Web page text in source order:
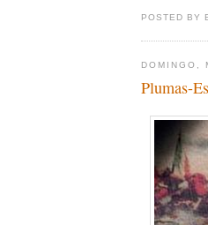
POSTED BY
DOMINGO,
Plumas-